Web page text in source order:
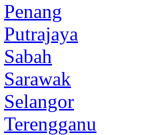
Penang
Putrajaya
Sabah
Sarawak
Selangor
Terengganu